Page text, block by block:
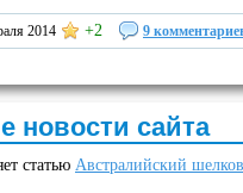
2014 +2 9
новости сайта
статью Австралийский